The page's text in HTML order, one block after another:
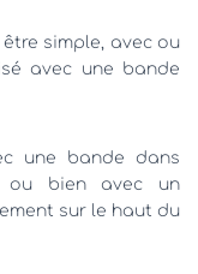
simple, avec ou
avec une bande
une bande dans
ou bien avec un
sur le haut du